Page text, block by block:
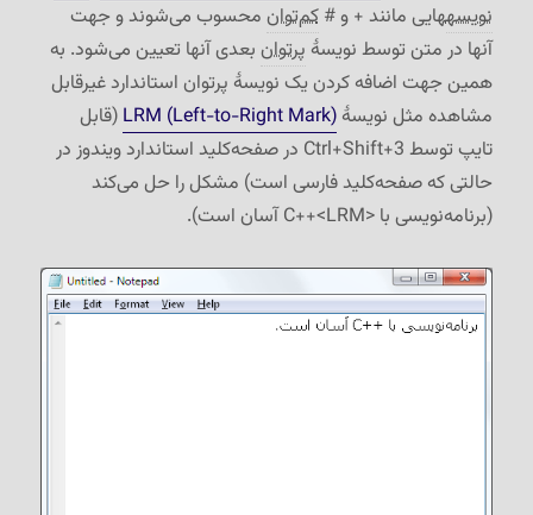
نویسههایی مانند + و #کم‌توان محسوب می‌شوند و جهت
آنها در متن توسط نویسهٔ پرتوان بعدی آنها تعیین می‌شود. به
همین جهت اضافه کردن یک نویسهٔ پرتوان استاندارد غیرقابل
مشاهده مثل نویسهٔLRM (Left-to-Right Mark)‎ (قابل
تایپ توسط Ctrl+Shift+3 در صفحه‌کلید استاندارد ویندوز در
حالتی که صفحه‌کلید فارسی است) مشکل را حل می‌کند
(برنامه‌نویسی با C++<LRM>‎ آسان است).